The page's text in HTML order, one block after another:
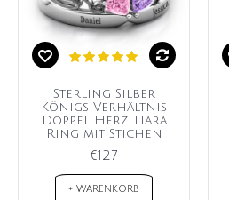
Sterling Silber
Königs Verhältnis
Doppel Herz Tiara
Ring mit Stichen
€127
+ WARENKORB